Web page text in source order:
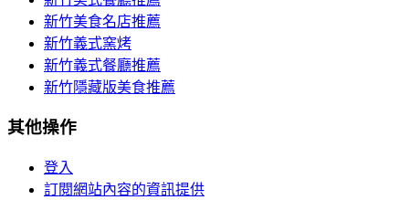
新竹美食名店推薦
新竹義式窯烤
新竹義式餐廳推薦
新竹隱藏版美食推薦
其他操作
登入
訂閱網站內容的資訊提供